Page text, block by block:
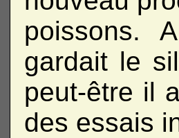
poissons.
gardait le
peut-être il
des essais